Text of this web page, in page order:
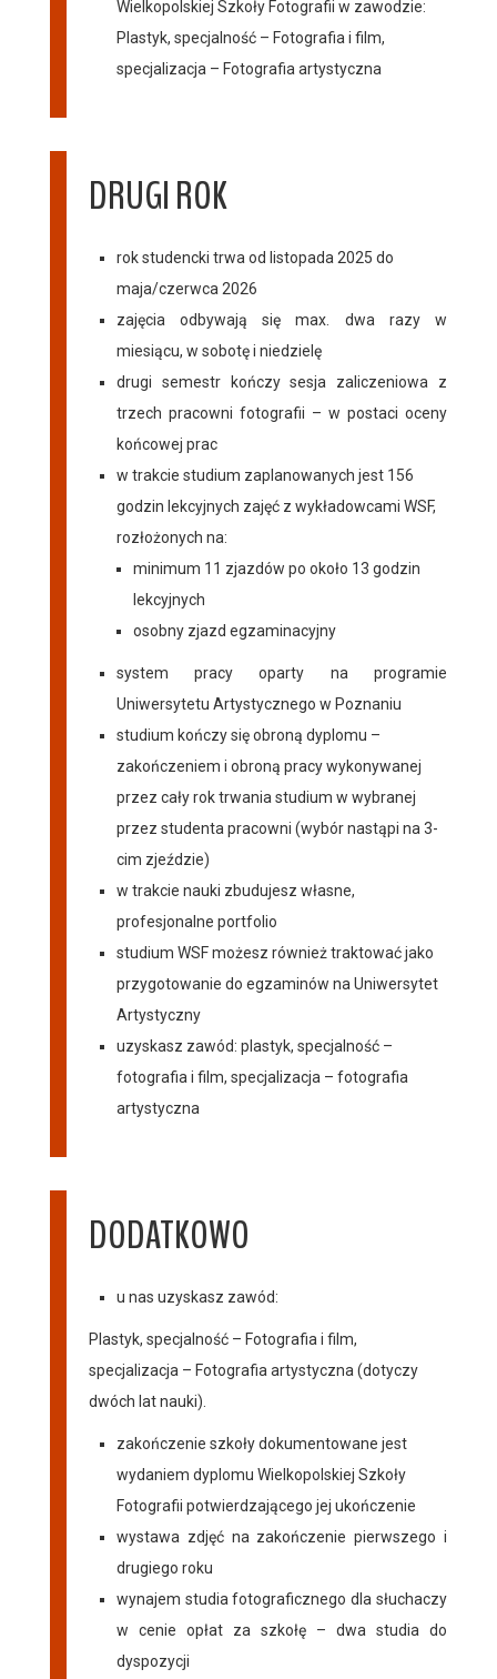
Wielkopolskiej Szkoły Fotografii w zawodzie:
Plastyk, specjalność – Fotografia i film,
specjalizacja – Fotografia artystyczna
DRUGI ROK
rok studencki trwa od listopada 2025 do
maja/czerwca 2026
zajęcia odbywają się max. dwa razy w
miesiącu, w sobotę i niedzielę
drugi semestr kończy sesja zaliczeniowa z
trzech pracowni fotografii – w postaci oceny
końcowej prac
w trakcie studium zaplanowanych jest 156
godzin lekcyjnych zajęć z wykładowcami WSF,
rozłożonych na:
minimum 11 zjazdów po około 13 godzin
lekcyjnych
osobny zjazd egzaminacyjny
system pracy oparty na programie
Uniwersytetu Artystycznego w Poznaniu
studium kończy się obroną dyplomu –
zakończeniem i obroną pracy wykonywanej
przez cały rok trwania studium w wybranej
przez studenta pracowni (wybór nastąpi na 3-
cim zjeździe)
w trakcie nauki zbudujesz własne,
profesjonalne portfolio
studium WSF możesz również traktować jako
przygotowanie do egzaminów na Uniwersytet
Artystyczny
uzyskasz zawód: plastyk, specjalność –
fotografia i film, specjalizacja – fotografia
artystyczna
DODATKOWO
u nas uzyskasz zawód:
Plastyk, specjalność – Fotografia i film,
specjalizacja – Fotografia artystyczna (dotyczy
dwóch lat nauki).
zakończenie szkoły dokumentowane jest
wydaniem dyplomu Wielkopolskiej Szkoły
Fotografii potwierdzającego jej ukończenie
wystawa zdjęć na zakończenie pierwszego i
drugiego roku
wynajem studia fotograficznego dla słuchaczy
w cenie opłat za szkołę – dwa studia do
dyspozycji